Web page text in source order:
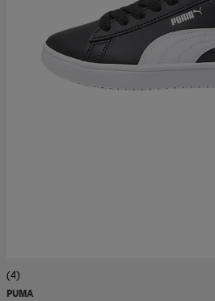
(4)
PUMA